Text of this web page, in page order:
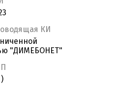
КИ
"ДИМЕБОНЕТ"